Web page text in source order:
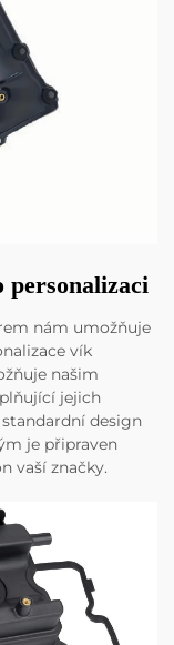
personalizaci
nám umožňuje
vík
našim
jejich
design
je připraven
vaší značky.